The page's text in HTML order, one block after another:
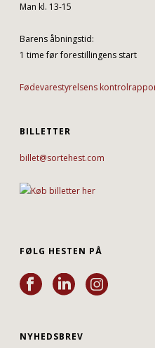
Man kl. 13-15
Barens åbningstid:
1 time før forestillingens start
Fødevarestyrelsens
BILLETTER
billet@sortehest.com
FØLG HESTEN PÅ
NYHEDSBREV